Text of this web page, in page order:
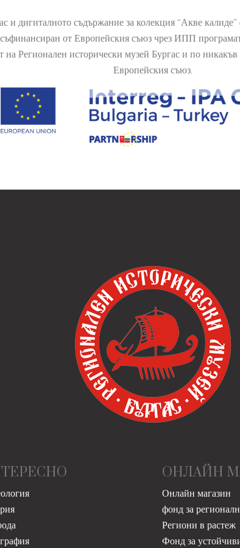
дигиталното съдържание за колекция “Акве
от Европейския съюз чрез ИПП
Регионален исторически музей Бургас и по
Европейския съюз.
ОНЛАЙН
Онлайн магазин
фонд за
Региони в растеж
Фонд за